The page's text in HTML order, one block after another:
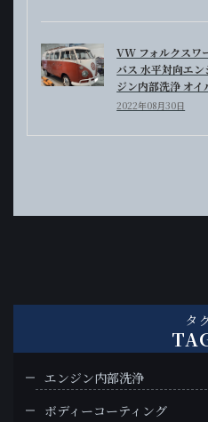
VW フォルクスワ
バス 水平対向エ
ジン内部洗浄 オイ
2022年08月30日
タ
エンジン内部洗浄
ボディーコーティング